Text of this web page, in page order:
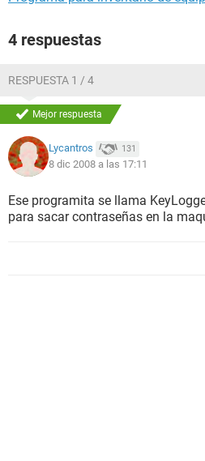
4 respuestas
RESPUESTA 1 / 4
Mejor respuesta
Lycantros 131
8 dic 2008 a las 17:11
Ese programita se llama
para sacar contraseñas en la